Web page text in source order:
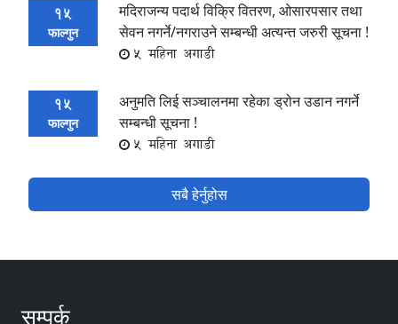
15
फाल्गुन
मदिराजन्य पदार्थ विक्रि वितरण, ओसारपसार तथा
सेवन नगर्ने/नगराउने सम्बन्धी अत्यन्त जरुरी सूचना !
5 महिना अगाडी
15
फाल्गुन
अनुमति लिई सञ्चालनमा रहेका ड्रोन उडान नगर्ने
सम्बन्धी सूचना !
5 महिना अगाडी
सबै हेर्नुहोस
सम्पर्क